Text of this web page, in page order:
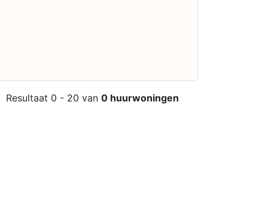
Resultaat 0 - 20 van 0 huurwoningen